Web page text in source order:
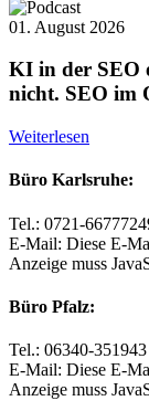
01. August 2026
KI in der SEO
nicht. SEO im
Weiterlesen
Büro Karlsruhe:
Tel.: 0721-
E-Mail: Diese E-
Anzeige muss
Büro Pfalz:
Tel.: 06340-351943
E-Mail: Diese E-
Anzeige muss